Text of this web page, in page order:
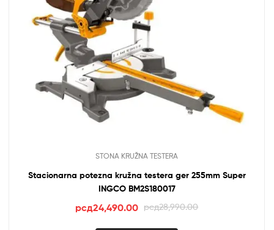
STONA KRUŽNA TESTERA
Stacionarna potezna kružna testera ger 255mm Super
INGCO BM2S180017
рсд28,990.00
Оригинална
рсд24,490.00Тренутна